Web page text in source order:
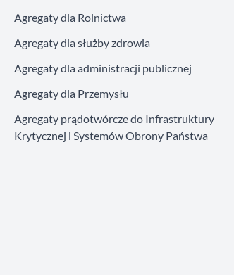
Agregaty dla Rolnictwa
Agregaty dla służby zdrowia
Agregaty dla administracji publicznej
Agregaty dla Przemysłu
Agregaty prądotwórcze do Infrastruktury
Krytycznej i Systemów Obrony Państwa